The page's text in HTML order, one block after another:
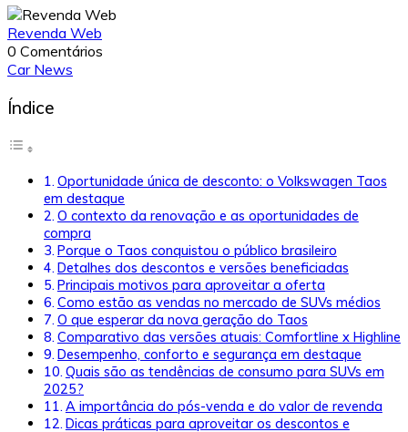
Revenda Web
0 Comentários
Car News
Índice
Oportunidade única de desconto: o Volkswagen Taos
em destaque
O contexto da renovação e as oportunidades de
compra
Porque o Taos conquistou o público brasileiro
Detalhes dos descontos e versões beneficiadas
Principais motivos para aproveitar a oferta
Como estão as vendas no mercado de SUVs médios
O que esperar da nova geração do Taos
Comparativo das versões atuais: Comfortline x Highline
Desempenho, conforto e segurança em destaque
Quais são as tendências de consumo para SUVs em
2025?
A importância do pós-venda e do valor de revenda
Dicas práticas para aproveitar os descontos e